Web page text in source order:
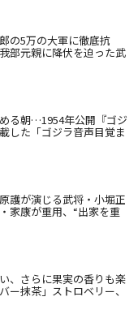
の5万の大軍に徹底抗
部元親に降伏を迫った武
る朝…1954年公開『ゴジ
した「ゴジラ音声目覚ま
護が演じる武将・小堀正
家康が重用、“出家を重
、さらに果実の香りも楽
ー抹茶」ストロベリー、